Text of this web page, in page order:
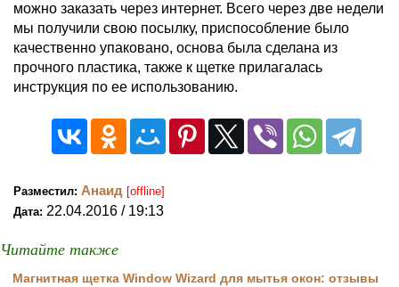
можно заказать через интернет. Всего через две недели
мы получили свою посылку, приспособление было
качественно упаковано, основа была сделана из
прочного пластика, также к щетке прилагалась
инструкция по ее использованию.
Разместил: Анаид [offline]
Дата: 22.04.2016 / 19:13
Читайте также
Магнитная щетка Window Wizard для мытья окон: отзывы